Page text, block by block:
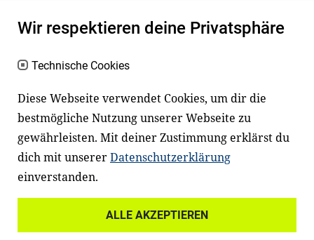
Newsletter Instagram
Facebook LinkedIn
Wir respektieren deine Privatsphäre
Technische Cookies
Diese Webseite verwendet Cookies, um dir die
bestmögliche Nutzung unserer Webseite zu
gewährleisten. Mit deiner Zustimmung erklärst du
dich mit unsererDatenschutzerklärung
einverstanden.
ALLE AKZEPTIEREN